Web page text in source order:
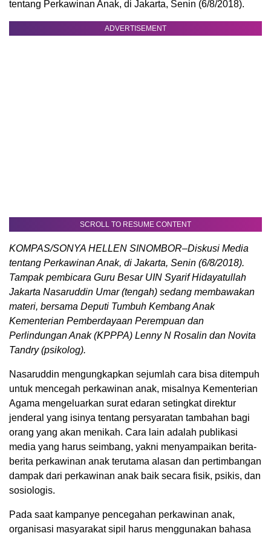
tentang Perkawinan Anak, di Jakarta, Senin (6/8/2018).
ADVERTISEMENT
SCROLL TO RESUME CONTENT
KOMPAS/SONYA HELLEN SINOMBOR–Diskusi Media
tentang Perkawinan Anak, di Jakarta, Senin (6/8/2018).
Tampak pembicara Guru Besar UIN Syarif Hidayatullah
Jakarta Nasaruddin Umar (tengah) sedang membawakan
materi, bersama Deputi Tumbuh Kembang Anak
Kementerian Pemberdayaan Perempuan dan
Perlindungan Anak (KPPPA) Lenny N Rosalin dan Novita
Tandry (psikolog).
Nasaruddin mengungkapkan sejumlah cara bisa ditempuh
untuk mencegah perkawinan anak, misalnya Kementerian
Agama mengeluarkan surat edaran setingkat direktur
jenderal yang isinya tentang persyaratan tambahan bagi
orang yang akan menikah. Cara lain adalah publikasi
media yang harus seimbang, yakni menyampaikan berita-
berita perkawinan anak terutama alasan dan pertimbangan
dampak dari perkawinan anak baik secara fisik, psikis, dan
sosiologis.
Pada saat kampanye pencegahan perkawinan anak,
organisasi masyarakat sipil harus menggunakan bahasa